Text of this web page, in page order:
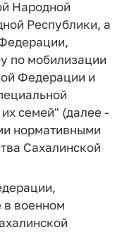
Народной
Республики, а
по мобилизации
Федерации и
семей" (далее -
нормативными
Сахалинской
в военном